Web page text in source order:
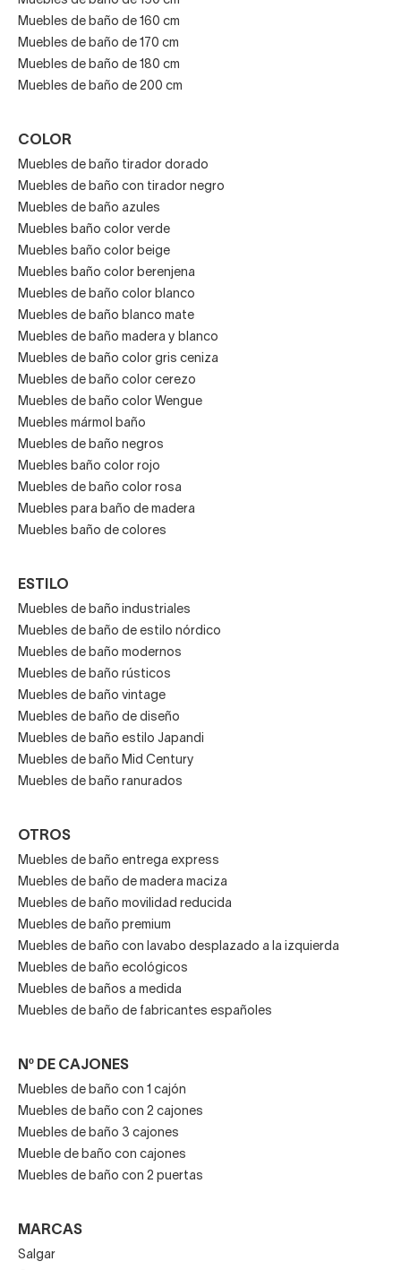
Muebles de baño de 160 cm
Muebles de baño de 170 cm
Muebles de baño de 180 cm
Muebles de baño de 200 cm
COLOR
Muebles de baño tirador dorado
Muebles de baño con tirador negro
Muebles de baño azules
Muebles baño color verde
Muebles baño color beige
Muebles baño color berenjena
Muebles de baño color blanco
Muebles de baño blanco mate
Muebles de baño madera y blanco
Muebles de baño color gris ceniza
Muebles de baño color cerezo
Muebles de baño color Wengue
Muebles mármol baño
Muebles de baño negros
Muebles baño color rojo
Muebles de baño color rosa
Muebles para baño de madera
Muebles baño de colores
ESTILO
Muebles de baño industriales
Muebles de baño de estilo nórdico
Muebles de baño modernos
Muebles de baño rústicos
Muebles de baño vintage
Muebles de baño de diseño
Muebles de baño estilo Japandi
Muebles de baño Mid Century
Muebles de baño ranurados
OTROS
Muebles de baño entrega express
Muebles de baño de madera maciza
Muebles de baño movilidad reducida
Muebles de baño premium
Muebles de baño con lavabo desplazado a la izquierda
Muebles de baño ecológicos
Muebles de baños a medida
Muebles de baño de fabricantes españoles
Nº DE CAJONES
Muebles de baño con 1 cajón
Muebles de baño con 2 cajones
Muebles de baño 3 cajones
Mueble de baño con cajones
Muebles de baño con 2 puertas
MARCAS
Salgar